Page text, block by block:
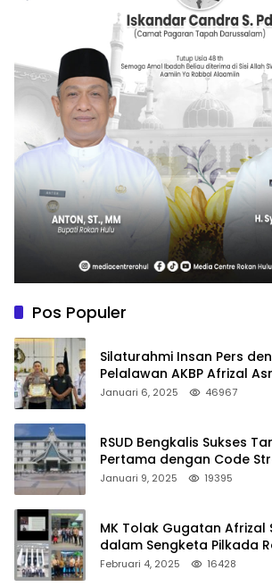
Pos Populer
Silaturahmi Insan Pers
Pelalawan AKBP Afrizal
Januari 6, 2025 46967
RSUD Bengkalis Sukses
Pertama dengan Code
Januari 9, 2025 19395
MK Tolak Gugatan
dalam Sengketa Pilkada
Februari 4, 2025 16428